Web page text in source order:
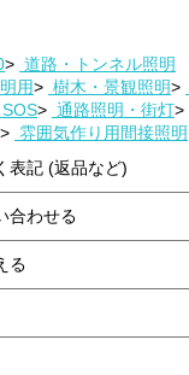
> 道路・トンネル照明
用> 樹木・景観照明>
> 通路照明・街灯>
> 雰囲気作り用間接照明
表記 (返品など)
合わせる
る